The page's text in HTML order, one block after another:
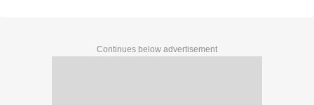
Continues below advertisement